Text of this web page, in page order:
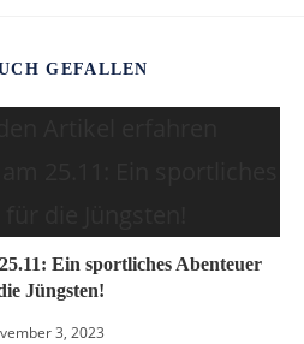
GEFALLEN
Ein sportliches Abenteuer
Jüngsten!
3, 2023